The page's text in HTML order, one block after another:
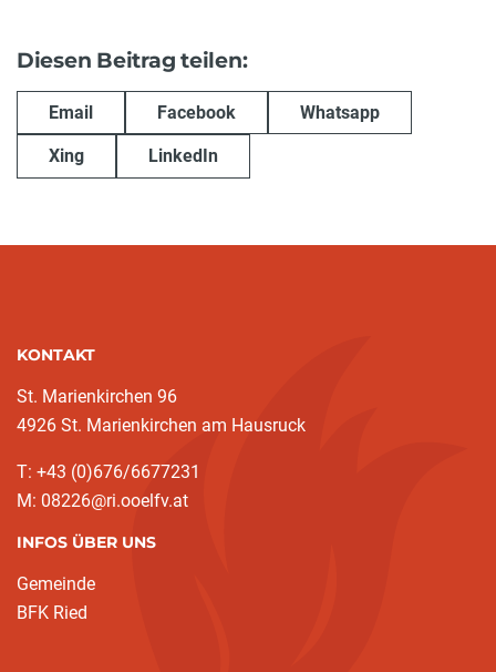
Diesen Beitrag teilen:
Email Facebook Whatsapp
Xing LinkedIn
KONTAKT
St. Marienkirchen 96
4926 St. Marienkirchen am Hausruck
T: +43 (0)676/6677231
M: 08226@ri.ooelfv.at
INFOS ÜBER UNS
Gemeinde
BFK Ried